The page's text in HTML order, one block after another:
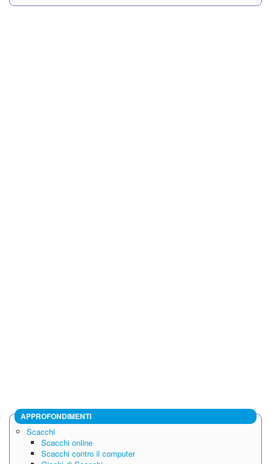
APPROFONDIMENTI
Scacchi
Scacchi online
Scacchi contro il computer